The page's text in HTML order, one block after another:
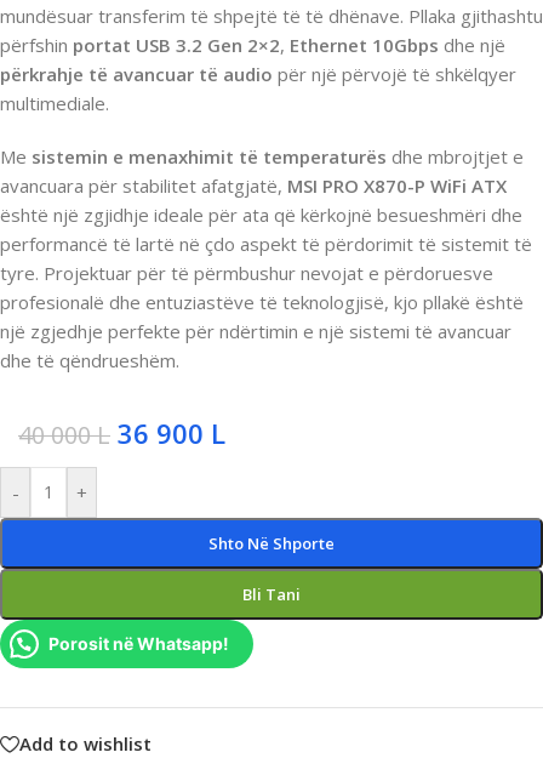
mundësuar transferim të shpejtë të të dhënave. Pllaka gjithashtu
përfshin portat USB 3.2 Gen 2×2, Ethernet 10Gbps dhe një
përkrahje të avancuar të audio për një përvojë të shkëlqyer
multimediale.
Me sistemin e menaxhimit të temperaturës dhe mbrojtjet e
avancuara për stabilitet afatgjatë, MSI PRO X870-P WiFi ATX
është një zgjidhje ideale për ata që kërkojnë besueshmëri dhe
performancë të lartë në çdo aspekt të përdorimit të sistemit të
tyre. Projektuar për të përmbushur nevojat e përdoruesve
profesionalë dhe entuziastëve të teknologjisë, kjo pllakë është
një zgjedhje perfekte për ndërtimin e një sistemi të avancuar
dhe të qëndrueshëm.
40 000L 36 900 L
- +
Shto Në Shporte
Bli Tani
Porosit në Whatsapp!
Add to wishlist